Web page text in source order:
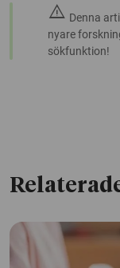
warning Denna
nyare
sökfunktion!